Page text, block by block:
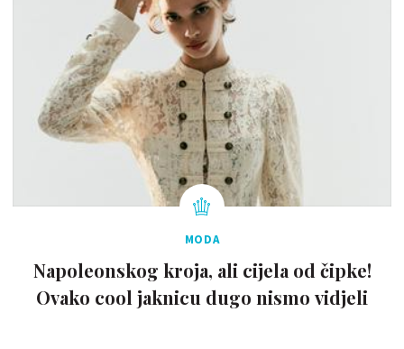
MODA
Napoleonskog kroja, ali cijela od čipke!
Ovako cool jaknicu dugo nismo vidjeli